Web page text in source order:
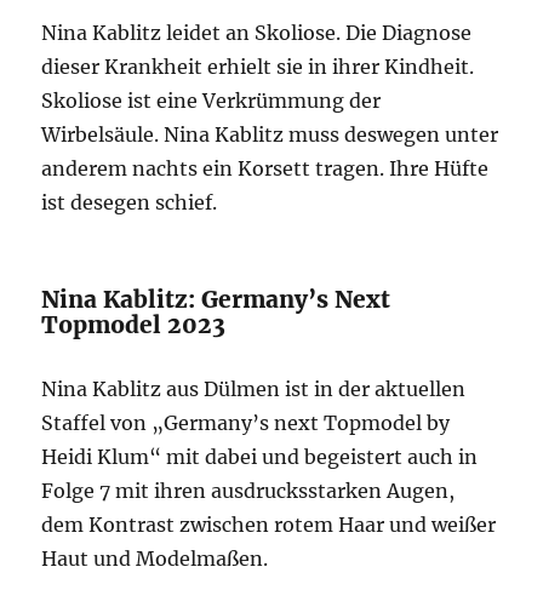
Nina Kablitz leidet an Skoliose. Die Diagnose
dieser Krankheit erhielt sie in ihrer Kindheit.
Skoliose ist eine Verkrümmung der
Wirbelsäule. Nina Kablitz muss deswegen unter
anderem nachts ein Korsett tragen. Ihre Hüfte
ist desegen schief.
Nina Kablitz: Germany’s Next
Topmodel 2023
Nina Kablitz aus Dülmen ist in der aktuellen
Staffel von „Germany’s next Topmodel by
Heidi Klum“ mit dabei und begeistert auch in
Folge 7 mit ihren ausdrucksstarken Augen,
dem Kontrast zwischen rotem Haar und weißer
Haut und Modelmaßen.